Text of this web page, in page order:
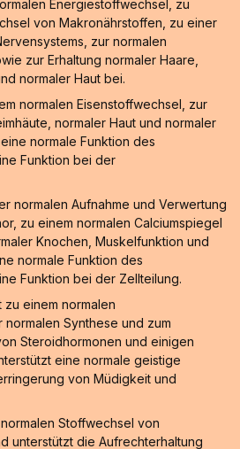
Energiestoffwechsel, zu
von Makronährstoffen, zu einer
zur normalen
zur Erhaltung normaler Haare,
normaler Haut bei.
normalen Eisenstoffwechsel, zur
normaler Haut und normaler
normale Funktion des
Funktion bei der
normalen Aufnahme und Verwertung
zu einem normalen Calciumspiegel
Knochen, Muskelfunktion und
normale Funktion des
Funktion bei der Zellteilung.
zu einem normalen
Synthese und zum
Steroidhormonen und einigen
eine normale geistige
von Müdigkeit und
Stoffwechsel von
unterstützt die Aufrechterhaltung